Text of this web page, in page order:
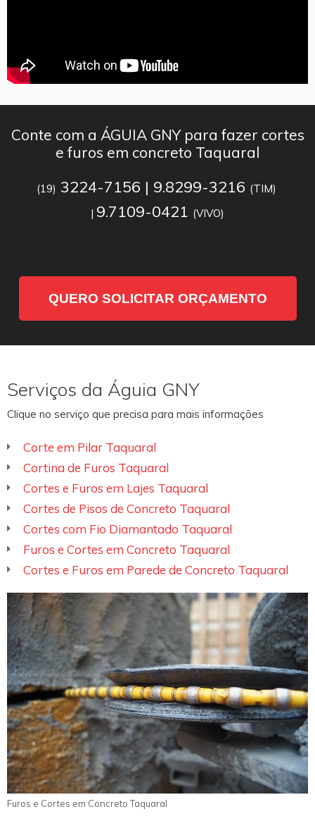
Conte com a ÁGUIA GNY para fazer cortes
e furos em concreto Taquaral
(19) 3224-7156 | 9.8299-3216 (TIM)
| 9.7109-0421 (VIVO)
QUERO SOLICITAR ORÇAMENTO
Serviços da Águia GNY
Clique no serviço que precisa para mais informações
Corte em Pilar Taquaral
Cortina de Furos Taquaral
Cortes e Furos em Lajes Taquaral
Cortes de Pisos de Concreto Taquaral
Cortes com Fio Diamantado Taquaral
Furos e Cortes em Concreto Taquaral
Cortes e Furos em Parede de Concreto Taquaral
Furos e Cortes em Concreto Taquaral